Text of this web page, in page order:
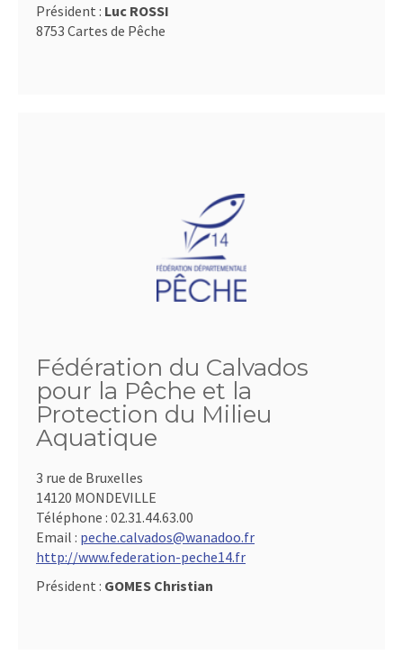
Président : Luc ROSSI
8753 Cartes de Pêche
Fédération du Calvados
pour la Pêche et la
Protection du Milieu
Aquatique
3 rue de Bruxelles
14120 MONDEVILLE
Téléphone : 02.31.44.63.00
Email : peche.calvados@wanadoo.fr
http://www.federation-peche14.fr
Président : GOMES Christian